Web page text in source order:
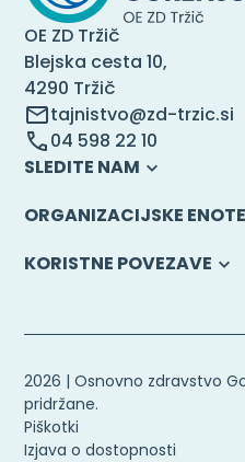
OE ZD Tržič
Blejska cesta 10,
4290 Tržič
tajnistvo@zd-trzic.si
04 598 22 10
SLEDITE NAM
ORGANIZACIJSKE ENOTE
KORISTNE POVEZAVE
2026 | Osnovno zdravstvo
pridržane.
Piškotki
Izjava o dostopnosti